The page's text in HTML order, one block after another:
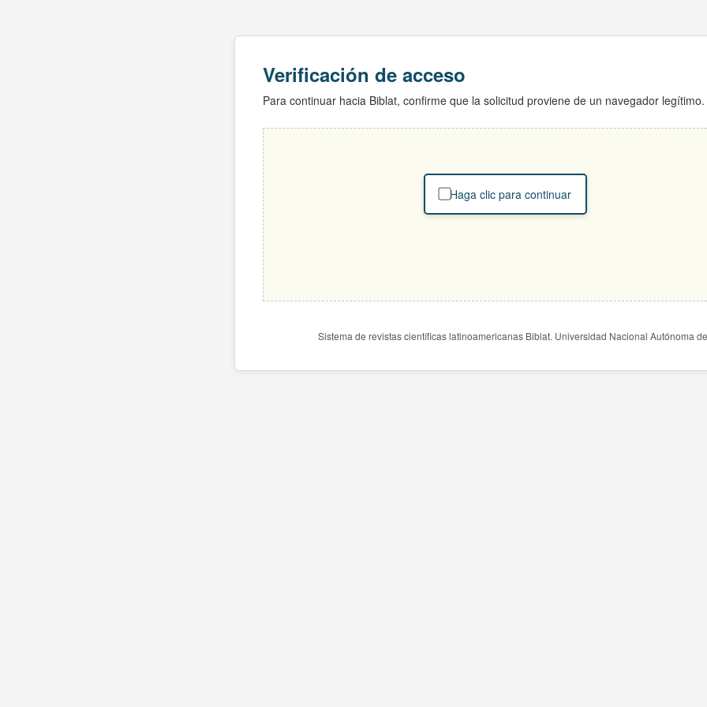
Verificación de acceso
Para continuar hacia Biblat, confirme que la solicitud proviene de un navegador legítimo.
Haga clic para continuar
Sistema de revistas científicas latinoamericanas Biblat. Universidad Nacional Autónoma